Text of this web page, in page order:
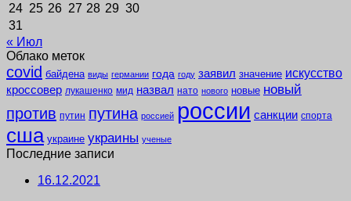
24 25 26 27 28 29 30
31
« Июл
Облако меток
covid байдена виды германии года году заявил значение искусство
кроссовер лукашенко мид назвал нато нового новые новый
против путин путина россией россии санкции спорта
сша украине украины ученые
Последние записи
16.12.2021